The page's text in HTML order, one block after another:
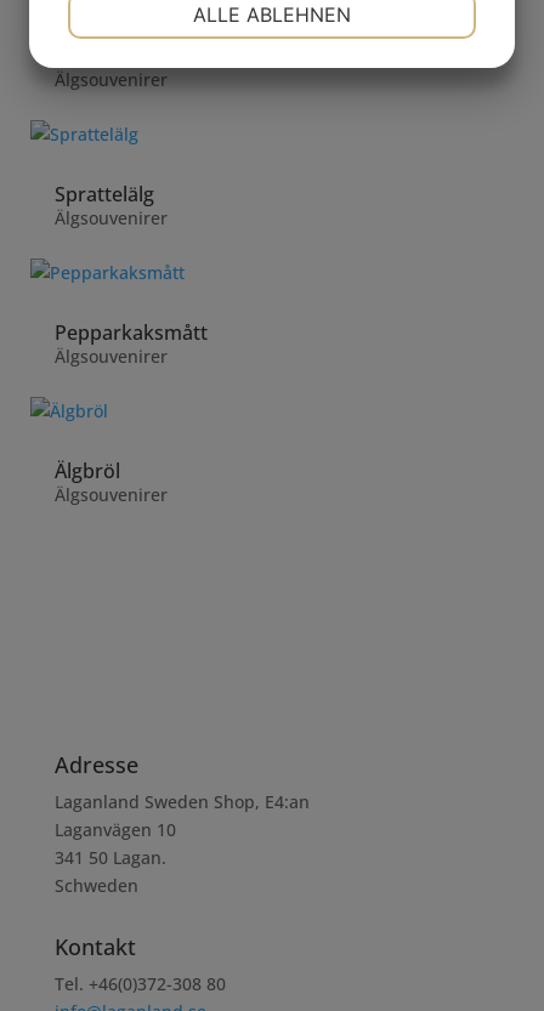
Älgsouvenirer
Sprattelälg
Älgsouvenirer
Pepparkaksmått
Älgsouvenirer
Älgbröl
Älgsouvenirer
Adresse
Laganland Sweden Shop, E4:an
Laganvägen 10
341 50 Lagan.
Schweden
Kontakt
Tel. +46(0)372-308 80
MARKETING
ALLE ABLEHNEN